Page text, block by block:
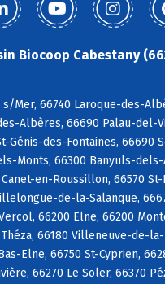
Biocoop Cabestany
Mer, 66740 Laroque-des-
Albères, 66690 Palau-del-
Génis-des-Fontaines, 66690
Monts, 66300 Banyuls-dels-
en-Roussillon, 66570
de-la-Salanque,
66200 Elne, 66200
66180 Villeneuve-de-la-
Elne, 66750 St-Cyprien,
66270 Le Soler, 66370